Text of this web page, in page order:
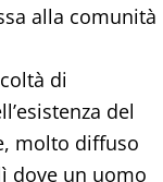
alla comunità
di
del
molto diffuso
dove un uomo